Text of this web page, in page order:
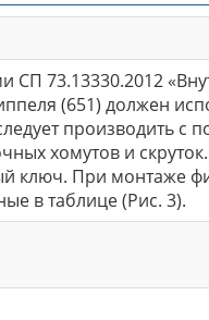
СП 73.13330.2012
(651) должен
производить
хомутов и
ключ. При монтаже
в таблице (Рис. 3).